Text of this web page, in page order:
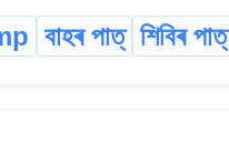
বাহৰ পাত্ শিবিৰ পাত্